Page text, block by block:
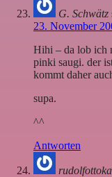
G. Schwätz
23. November
Hihi – da lob ich
pinki saugi. der
kommt daher
supa.
^^
Antworten